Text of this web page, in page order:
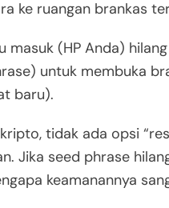
ke ruangan brankas
masuk (HP Anda)
untuk membuka
baru).
tidak ada opsi
Jika seed phrase
keamanannya